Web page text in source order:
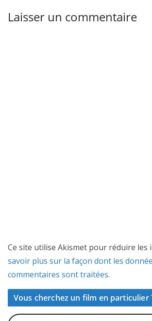
Laisser un commentaire
Ce site utilise Akismet pour réduire les
savoir plus sur la façon dont les
commentaires sont traitées.
Vous cherchez un film en particulier